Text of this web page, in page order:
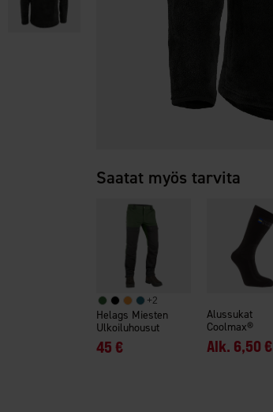
Saatat myös tarvita
+2
Helags Miesten
Ulkoiluhousut
45 €
Alussukat
Coolmax®
Alk. 6,50 €